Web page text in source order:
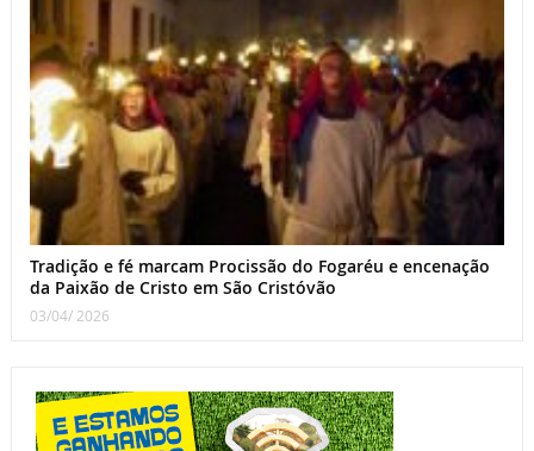
Tradição e fé marcam Procissão do Fogaréu e encenação
da Paixão de Cristo em São Cristóvão
03/04/ 2026